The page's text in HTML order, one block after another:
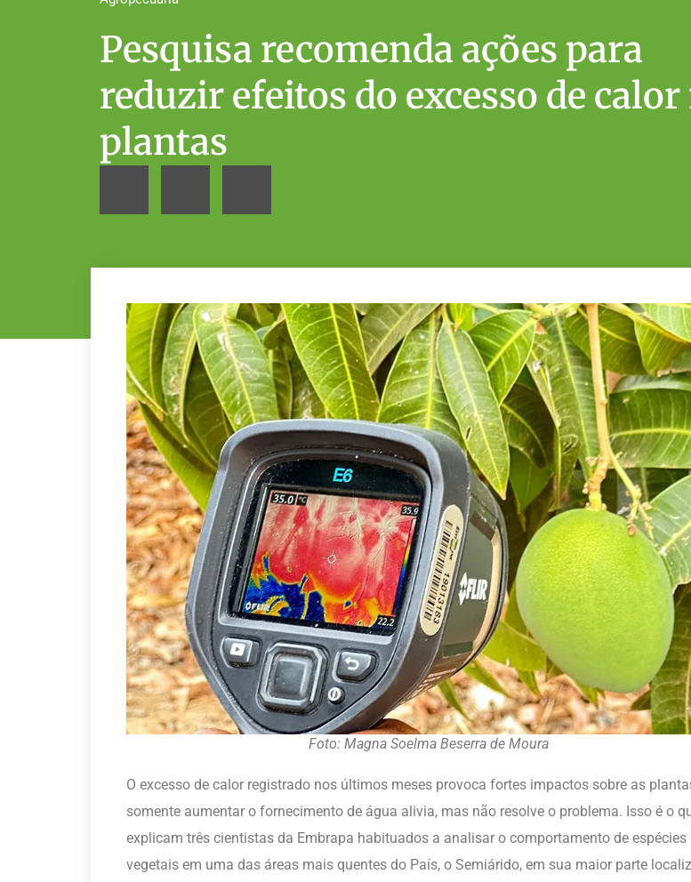
Pesquisa recomenda ações para
reduzir efeitos do excesso de calor
plantas
Foto: Magna Soelma Beserra de Moura
O excesso de calor registrado nos últimos meses provoca fortes impactos sobre as
somente aumentar o fornecimento de água alivia, mas não resolve o problema. Isso é o
explicam três cientistas da Embrapa habituados a analisar o comportamento de espécies
vegetais em uma das áreas mais quentes do País, o Semiárido, em sua maior parte